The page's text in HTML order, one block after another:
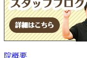
院概要